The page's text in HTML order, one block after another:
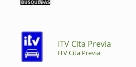
ITV Cita Previa
ITV Cita Previa